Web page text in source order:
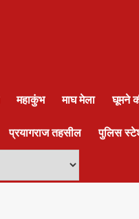
महाकुंभ माघ मेला घूमने
प्रयागराज तहसील पुलिस